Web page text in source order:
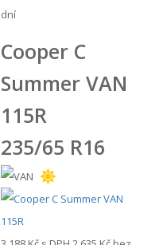
dní
Cooper C
Summer VAN
115R
235/65 R16